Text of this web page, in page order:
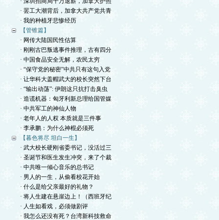
· 罢工大潮背后，加拿大共产党共青
· 我的种植牙悲惨经历
【管锥篇】
· 网传大陆国民性估算
· 刚刚古巴叛逃事件推理，古有四分
· 中国食品安全无解，农民太穷
· “保守党的秘密”中共只有这句入党
· 让华科大盖帽武大的校长突然下台
· “输出动荡”: 伊朗这只抗打击臭虫
· 造谎机器：匈牙利新总理给国管媒
· 中共军工的神仙人物
· 老年人的人权 本质就是三件事
· 李承鹏：为什么神棍必须死
【暮色将尽 坦白一生】
· 武大校长硬刚省委书记，没活过三
· 圣诞节和医生发生冲突，来了个裁
· 中共唯一倾心音乐的总书记
· 男人的一生，从偷看校花开始
· 什么是给父亲最好的礼物？
· 将人生建在悬崖边上！（西班牙纪
· 人生如看戏，必须做剧评
· 我怎么还没有死？台湾新科技救命